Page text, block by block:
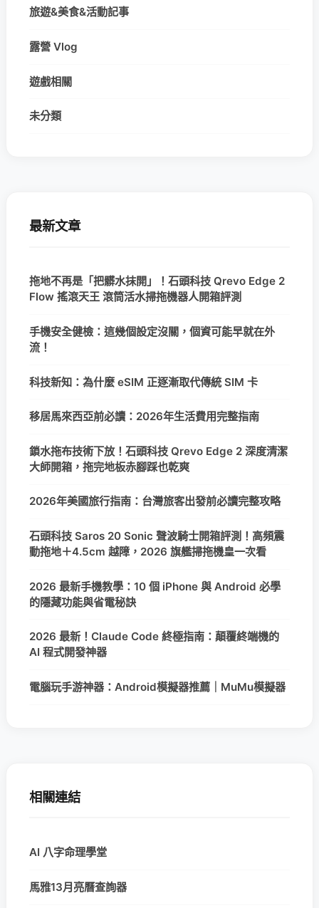
旅遊&美食&活動記事
露營 Vlog
遊戲相關
未分類
最新文章
拖地不再是「把髒水抹開」！石頭科技 Qrevo Edge 2
Flow 搖滾天王 滾筒活水掃拖機器人開箱評測
手機安全健檢：這幾個設定沒關，個資可能早就在外
流！
科技新知：為什麼 eSIM 正逐漸取代傳統 SIM 卡
移居馬來西亞前必讀：2026年生活費用完整指南
鎖水拖布技術下放！石頭科技 Qrevo Edge 2 深度清潔
大師開箱，拖完地板赤腳踩也乾爽
2026年美國旅行指南：台灣旅客出發前必讀完整攻略
石頭科技 Saros 20 Sonic 聲波騎士開箱評測！高頻震
動拖地＋4.5cm 越障，2026 旗艦掃拖機皇一次看
2026 最新手機教學：10 個 iPhone 與 Android 必學
的隱藏功能與省電秘訣
2026 最新！Claude Code 終極指南：顛覆終端機的
AI 程式開發神器
電腦玩手游神器：Android模擬器推薦｜MuMu模擬器
相關連結
AI 八字命理學堂
馬雅13月亮曆查詢器